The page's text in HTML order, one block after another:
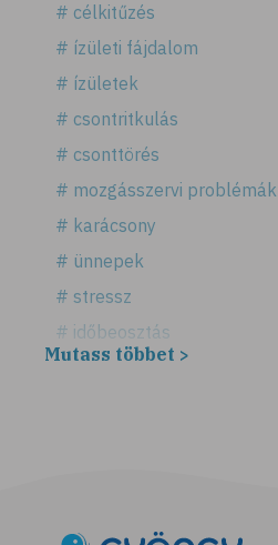
# célkitűzés
# ízületi fájdalom
# ízületek
# csontritkulás
# csonttörés
# mozgásszervi problémák
# karácsony
# ünnepek
# stressz
# időbeosztás
# háztartás
Mutass többet >